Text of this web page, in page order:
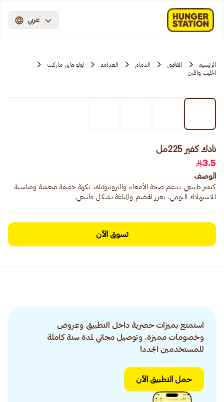
عربي
الرئيسية المقاضي الدمام العدامة
لولو هايبر ماركت
الحليب واللبن
نادك كفير 225مل
3.5
الوصف
كيفير طبيعي يدعم صحة الأمعاء والبروبيوتيك. نكهة خفيفة منعشة ومناسبة
للاستهلاك اليومي. يعزز الهضم والمناعة بشكل طبيعي.
تسوق الآن
استمتع بميزات حصرية داخل التطبيق وعروض
وخصومات مميزة. وتوصيل مجاني لمدة سنة كاملة
للمستخدمين الجدد!
حمل التطبيق الآن